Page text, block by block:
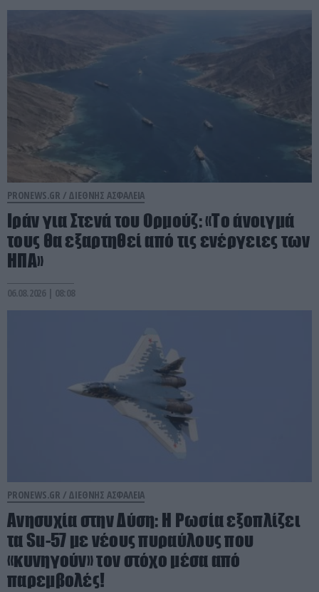
PRONEWS.GR / ΔΙΕΘΝΗΣ ΑΣΦΑΛΕΙΑ
Ιράν για Στενά του Ορμούζ: «Το άνοιγμά
τους θα εξαρτηθεί από τις ενέργειες των
ΗΠΑ»
06.08.2026 | 08:08
PRONEWS.GR / ΔΙΕΘΝΗΣ ΑΣΦΑΛΕΙΑ
Ανησυχία στην Δύση: H Ρωσία εξοπλίζει
τα Su-57 με νέους πυραύλους που
«κυνηγούν» τον στόχο μέσα από
παρεμβολές!